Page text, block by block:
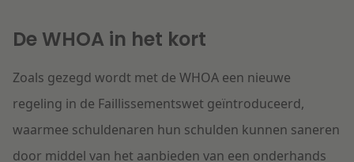
De WHOA in het kort
Zoals gezegd wordt met de WHOA een nieuwe
regeling in de Faillissementswet geïntroduceerd,
waarmee schuldenaren hun schulden kunnen saneren
door middel van het aanbieden van een onderhands